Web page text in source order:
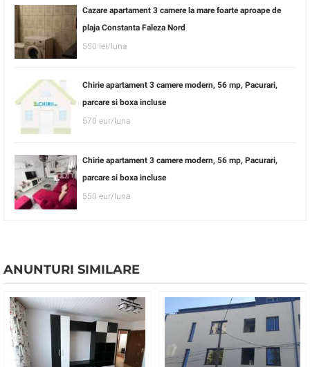
Cazare apartament 3 camere la mare foarte aproape de
plaja Constanta Faleza Nord
550 lei/luna
Chirie apartament 3 camere modern, 56 mp, Pacurari,
parcare si boxa incluse
570 eur/luna
Chirie apartament 3 camere modern, 56 mp, Pacurari,
parcare si boxa incluse
550 eur/luna
ANUNTURI SIMILARE